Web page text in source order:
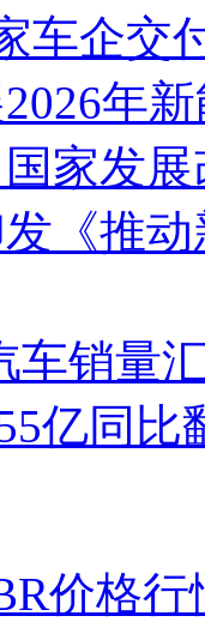
车企交
年
家发
《推
车销量
亿同
价格行